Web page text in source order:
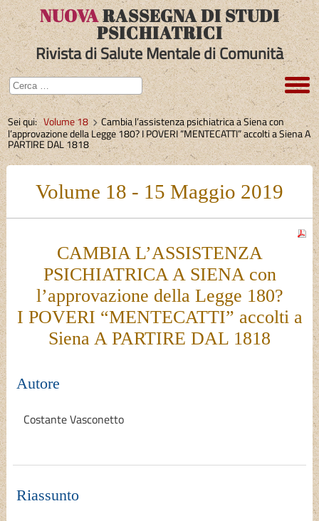
NUOVARASSEGNA DI STUDI
PSICHIATRICI
Rivista di Salute Mentale di Comunità
Sei qui:Volume 18
Cambia l’assistenza psichiatrica a Siena con
l’approvazione della Legge 180? I POVERI “MENTECATTI” accolti a Siena A
PARTIRE DAL 1818
Volume 18 - 15 Maggio 2019
CAMBIA L’ASSISTENZA
PSICHIATRICA A SIENA con
l’approvazione della Legge 180?
I POVERI “MENTECATTI” accolti a
Siena A PARTIRE DAL 1818
Autore
Costante Vasconetto
Riassunto